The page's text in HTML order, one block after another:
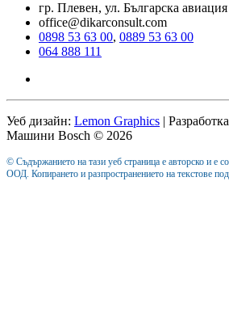
гр. Плевен, ул. Българска
office@dikarconsult.com
0898 53 63 00, 0889 53 63 00
064 888 111
Уеб дизайн: Lemon Graphics |
Машини Bosch © 2026
© Съдържанието на тази уеб страница е авторско и е
ООД. Копирането и разпространението на текстове